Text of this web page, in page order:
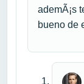
ademÃ¡s
bueno de